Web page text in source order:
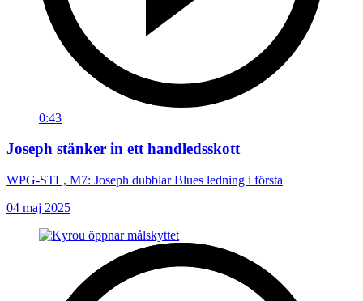
0:43
Joseph stänker in ett handledsskott
WPG-STL, M7: Joseph dubblar Blues ledning i första
04 maj 2025